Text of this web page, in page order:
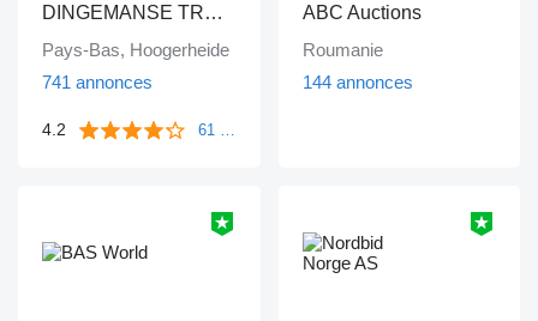
DINGEMANSE TRUCKS & TRAILERS
Pays-Bas, Hoogerheide
741 annonces
4.2
ABC Auctions
Roumanie
144 annonces